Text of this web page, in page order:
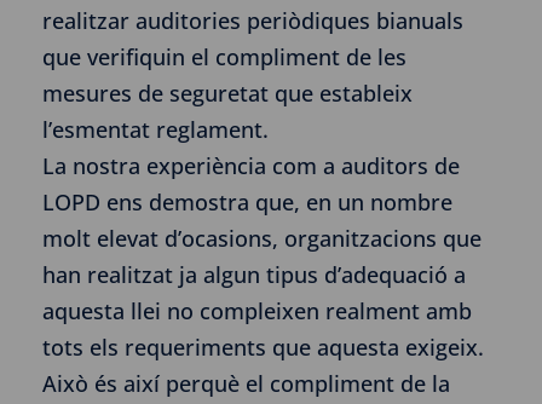
realitzar auditories periòdiques bianuals
que verifiquin el compliment de les
mesures de seguretat que estableix
l’esmentat reglament.
La nostra experiència com a auditors de
LOPD ens demostra que, en un nombre
molt elevat d’ocasions, organitzacions que
han realitzat ja algun tipus d’adequació a
aquesta llei no compleixen realment amb
tots els requeriments que aquesta exigeix.
Això és així perquè el compliment de la